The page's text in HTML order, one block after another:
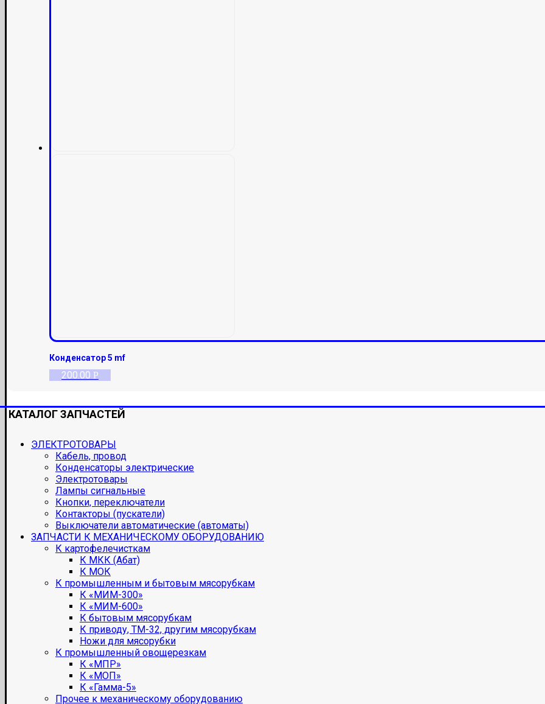
Конденсатор 5 mf
200.00 Р
КАТАЛОГ ЗАПЧАСТЕЙ
ЭЛЕКТРОТОВАРЫ
Кабель, провод
Конденсаторы электрические
Электротовары
Лампы сигнальные
Кнопки, переключатели
Контакторы (пускатели)
Выключатели автоматические (автоматы)
ЗАПЧАСТИ К МЕХАНИЧЕСКОМУ ОБОРУДОВАНИЮ
К картофелечисткам
К МКК (Абат)
К МОК
К промышленным и бытовым мясорубкам
К «МИМ-300»
К «МИМ-600»
К бытовым мясорубкам
К приводу, ТМ-32, другим мясорубкам
Ножи для мясорубки
К промышленный овощерезкам
К «МПР»
К «МОП»
К «Гамма-5»
Прочее к механическому оборудованию